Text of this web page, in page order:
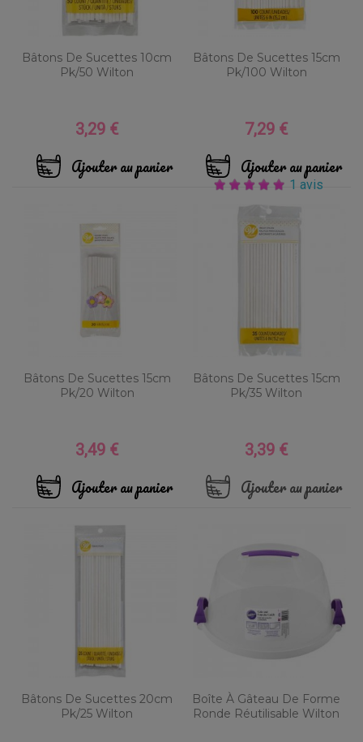
Bâtons De Sucettes 10cm
Pk/50 Wilton
Prix
3,29 €
Ajouter au panier
Bâtons De Sucettes 15cm
Pk/100 Wilton
Prix
7,29 €
Ajouter au panier
1 avis
Bâtons De Sucettes 15cm
Pk/20 Wilton
Prix
3,49 €
Ajouter au panier
Bâtons De Sucettes 15cm
Pk/35 Wilton
Prix
3,39 €
Ajouter au panier
Bâtons De Sucettes 20cm
Pk/25 Wilton
Boîte À Gâteau De Forme
Ronde Réutilisable Wilton